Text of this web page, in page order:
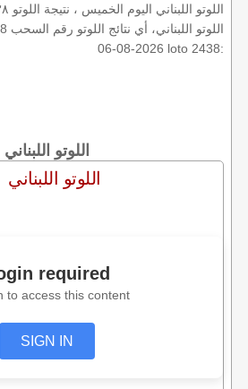
2026-08-06 loto 2438:
اللوتو اللبناني
اللوتو اللبناني
required
to access this content
SIGN IN